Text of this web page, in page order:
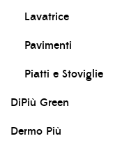
Lavatrice
Pavimenti
Piatti e Stoviglie
DiPiù Green
Dermo Più